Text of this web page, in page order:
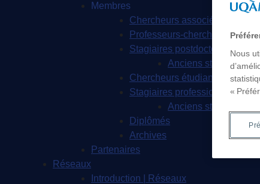
Membres
Chercheurs associés
Professeurs-chercheurs en
Stagiaires postdoctoraux
Anciens stagiaires
Chercheurs étudiants
Stagiaires professionnels
Anciens stagiaires
Diplômés
Archives
Partenaires
Réseaux
Introduction | Réseaux
Nous
«